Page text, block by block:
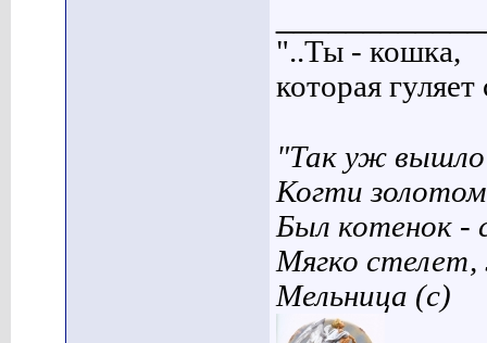
"..Ты - кошка,
которая
"Так уж вышло
Когти
Был котенок -
Мягко
Мельница (с)